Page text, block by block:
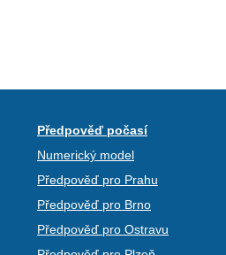
Předpověď počasí
Numerický model
Předpověď pro Prahu
Předpověď pro Brno
Předpověď pro Ostravu